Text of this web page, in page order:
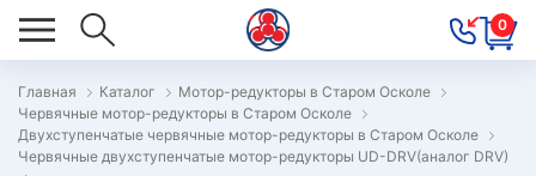
0
Главная Каталог
Мотор-редукторы в Старом Осколе
Червячные мотор-редукторы в Старом Осколе
Двухступенчатые червячные мотор-редукторы в Старом Осколе
Червячные двухступенчатые мотор-редукторы UD-DRV(аналог DRV)